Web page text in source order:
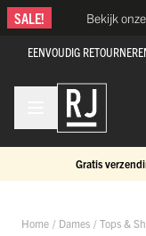
Ga naar de inhoud
SALE! Bekijk
EENVOUDIG
Gratis
Home / Dames / Tops &